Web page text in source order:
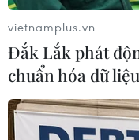
vietnamplus.vn
Đắk Lắk phát
chuẩn hóa dữ